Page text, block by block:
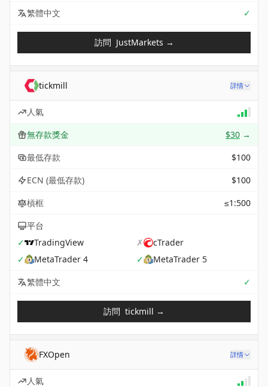
繁體中文 ✓
訪問 JustMarkets →
tickmill 詳情
人氣
無存款獎金
$30 →
最低存款
$100
ECN (最低存款)
$100
槓框
≤1:500
平台
✓
TradingView ✗
cTrader
✓
MetaTrader 4 ✓
MetaTrader 5
繁體中文
✓
訪問 tickmill →
FXOpen 詳情
人氣